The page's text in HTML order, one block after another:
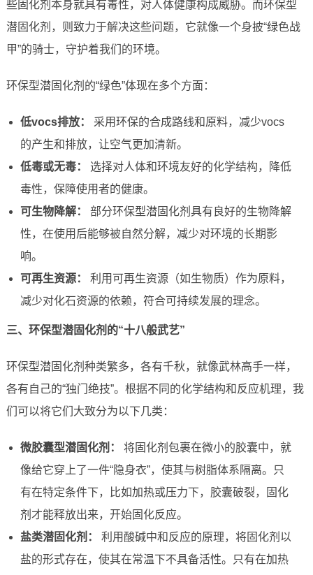
些固化剂本身就具有毒性，对人体健康构成威胁。而环保型
潜固化剂，则致力于解决这些问题，它就像一个身披“绿色战
甲”的骑士，守护着我们的环境。
环保型潜固化剂的“绿色”体现在多个方面：
低vocs排放：
采用环保的合成路线和原料，减少vocs
的产生和排放，让空气更加清新。
低毒或无毒：
选择对人体和环境友好的化学结构，降低
毒性，保障使用者的健康。
可生物降解：
部分环保型潜固化剂具有良好的生物降解
性，在使用后能够被自然分解，减少对环境的长期影
响。
可再生资源：
利用可再生资源（如生物质）作为原料，
减少对化石资源的依赖，符合可持续发展的理念。
三、环保型潜固化剂的“十八般武艺”
环保型潜固化剂种类繁多，各有千秋，就像武林高手一样，
各有自己的“独门绝技”。根据不同的化学结构和反应机理，我
们可以将它们大致分为以下几类：
微胶囊型潜固化剂：
将固化剂包裹在微小的胶囊中，就
像给它穿上了一件“隐身衣”，使其与树脂体系隔离。只
有在特定条件下，比如加热或压力下，胶囊破裂，固化
剂才能释放出来，开始固化反应。
盐类潜固化剂：
利用酸碱中和反应的原理，将固化剂以
盐的形式存在，使其在常温下不具备活性。只有在加热